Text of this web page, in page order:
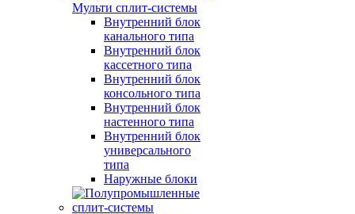
Мульти сплит-системы
Внутренний блок
канального типа
Внутренний блок
кассетного типа
Внутренний блок
консольного типа
Внутренний блок
настенного типа
Внутренний блок
универсального
типа
Наружные блоки